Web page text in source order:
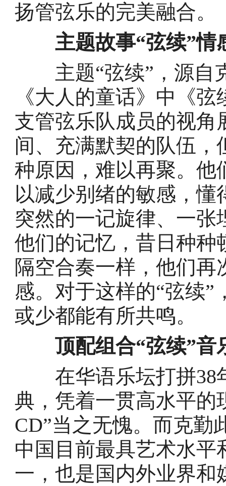
扬管弦乐的完美融合。
主题故事“弦续”情
主题“弦续”，源自
《大人的童话》中《
支管弦乐队成员的视角
间、充满默契的队伍
种原因，难以再聚。他
以减少别绪的敏感，
突然的一记旋律、一
他们的记忆，昔日种种
隔空合奏一样，他们
感。对于这样的“弦续
或少都能有所共鸣。
顶配组合“弦续”音
在华语乐坛打拼38
典，凭着一贯高水平的
CD”当之无愧。而克勤
中国目前最具艺术水
一，也是国内外业界和